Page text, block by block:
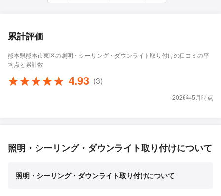
累計評価
熊本県熊本市東区の照明・シーリング・ダウンライト取り付けの口コミの平
均点と累計数
4.93 (3)
2026年5月時点
照明・シーリング・ダウンライト取り付けについて
照明・シーリング・ダウンライト取り付けについて